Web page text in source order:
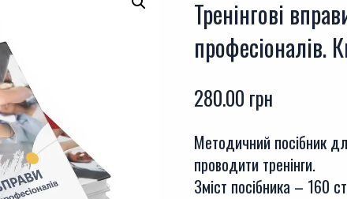
Тренінгові
професіоналів.
280.00 грн
Методичний посібник
проводити тренінги.
Зміст посібника – 160